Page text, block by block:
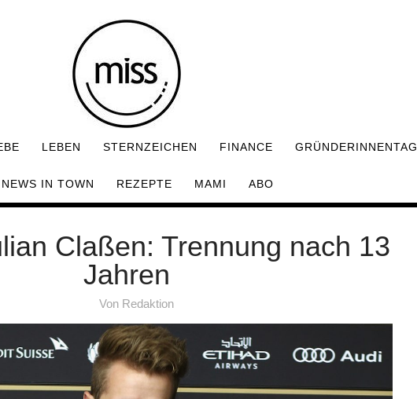
LEBEN STERNZEICHEN FINANCE GRÜNDERINNENTAG
NEWS IN TOWN REZEPTE MAMI ABO
Claßen: Trennung nach 13
Jahren
Von Redaktion